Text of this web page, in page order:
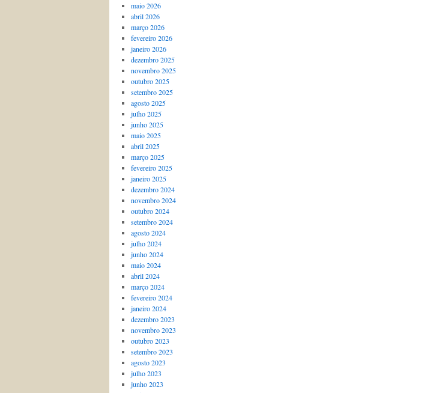
maio 2026
abril 2026
março 2026
fevereiro 2026
janeiro 2026
dezembro 2025
novembro 2025
outubro 2025
setembro 2025
agosto 2025
julho 2025
junho 2025
maio 2025
abril 2025
março 2025
fevereiro 2025
janeiro 2025
dezembro 2024
novembro 2024
outubro 2024
setembro 2024
agosto 2024
julho 2024
junho 2024
maio 2024
abril 2024
março 2024
fevereiro 2024
janeiro 2024
dezembro 2023
novembro 2023
outubro 2023
setembro 2023
agosto 2023
julho 2023
junho 2023